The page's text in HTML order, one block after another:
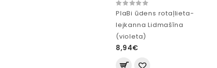
PlaBi ūdens rotaļlieta-
lejkanna Lidmašīna
(violeta)
8,94€